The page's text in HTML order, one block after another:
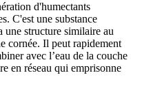
d'humectants
C'est une substance
structure similaire au
cornée. Il peut rapidement
avec l’eau de la couche
en réseau qui emprisonne